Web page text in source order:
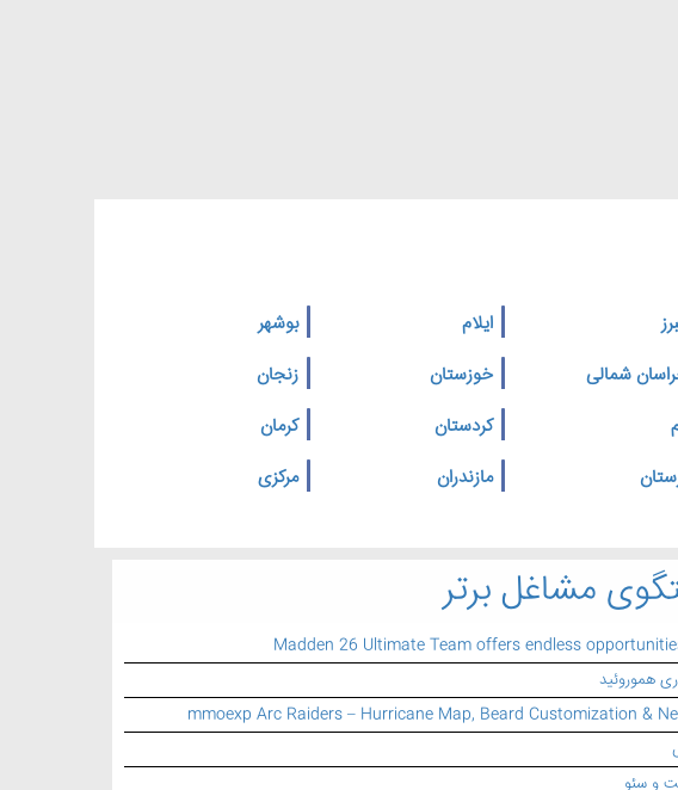
ایلام
بوشهر
شمالی خوزستان
زنجان
کردستان
کرمان
مازندران
مرکزی
مشاغل برتر
Madden 26 Ultimate Team offers endless
هموروئید
mmoexp Arc Raiders – Hurricane Map, Beard Customization &
و سئو